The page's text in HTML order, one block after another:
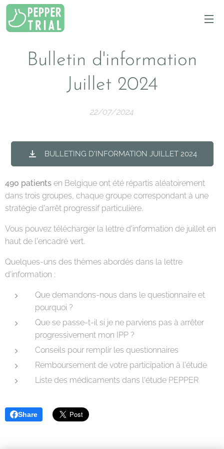
Bulletin d'information
Juillet 2024
22/07/2024
BULLETING D'INFORMATION JUILLET 2024
490 patients en Belgique ont été répartis aléatoirement
dans trois groupes, chaque groupe correspondant à une
stratégie d'arrêt progressif particulière.
Vous pouvez télécharger la lettre d'information de juillet en
haut de l'encadré vert.
Quelques-uns des thèmes abordés dans la lettre
d'information :
Que demandons-nous dans le questionnaire et
pourquoi ?
Que se passe-t-il si je ne parviens pas à arrêter
progressivement mon IPP ?
Conseils pour remplir les questionnaires
Remboursement de votre participation à l'étude
Liste des médicaments dans l'étude PEPPER
Share